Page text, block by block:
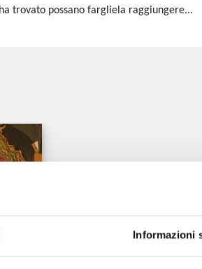
Informazioni
trovato possano fargliela raggiungere...